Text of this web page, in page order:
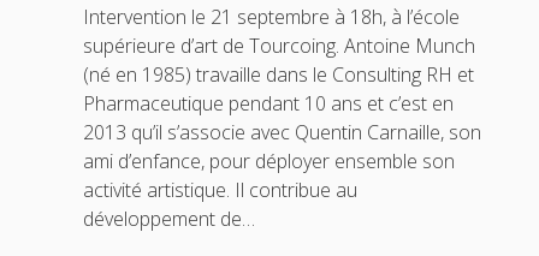
Intervention le 21 septembre à 18h, à l’école
supérieure d’art de Tourcoing. Antoine Munch
(né en 1985) travaille dans le Consulting RH et
Pharmaceutique pendant 10 ans et c’est en
2013 qu’il s’associe avec Quentin Carnaille, son
ami d’enfance, pour déployer ensemble son
activité artistique. Il contribue au
développement de…